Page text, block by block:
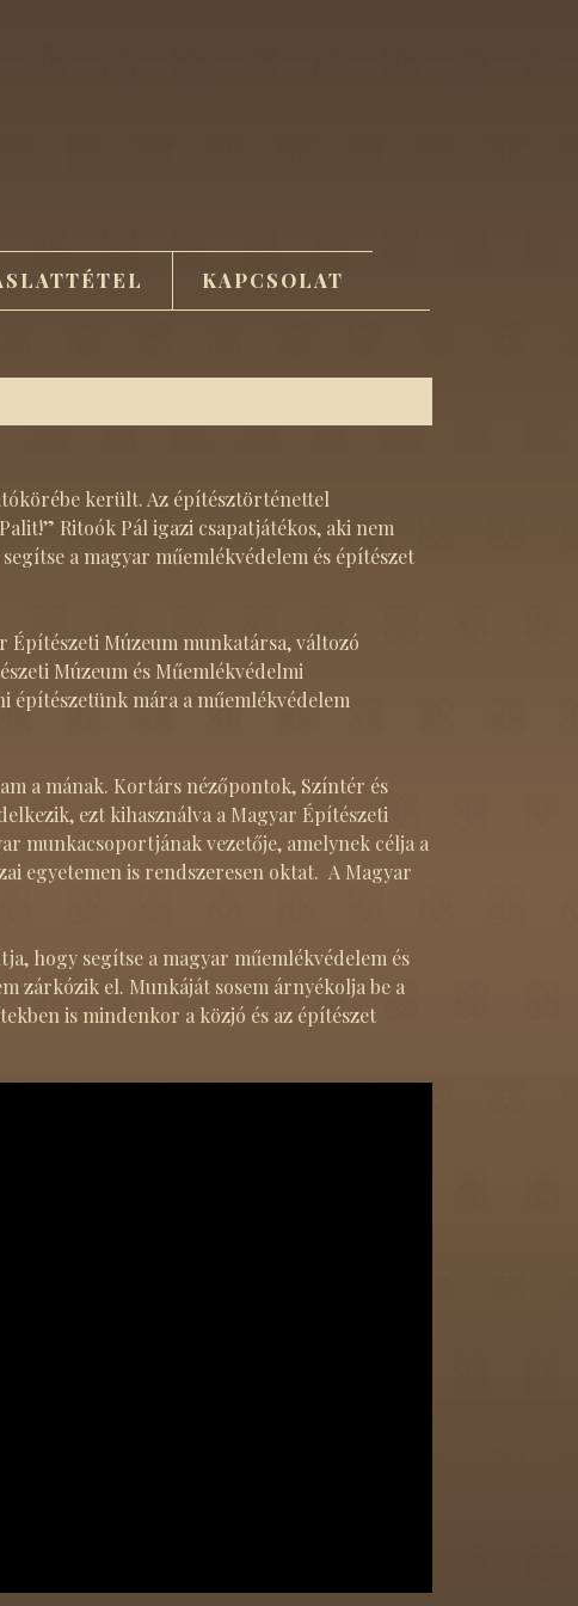
KAPCSOLAT
került. Az építésztörténettel
Ritoók Pál igazi csapatjátékos, aki nem
a magyar műemlékvédelem és építészet
Építészeti Múzeum munkatársa, változó
Múzeum és Műemlékvédelmi
építészetünk mára a műemlékvédelem
a mának. Kortárs nézőpontok, Színtér és
ezt kihasználva a Magyar Építészeti
munkacsoportjának vezetője, amelynek célja a
egyetemen is rendszeresen oktat. A Magyar
hogy segítse a magyar műemlékvédelem és
zárkózik el. Munkáját sosem árnyékolja be a
is mindenkor a közjó és az építészet